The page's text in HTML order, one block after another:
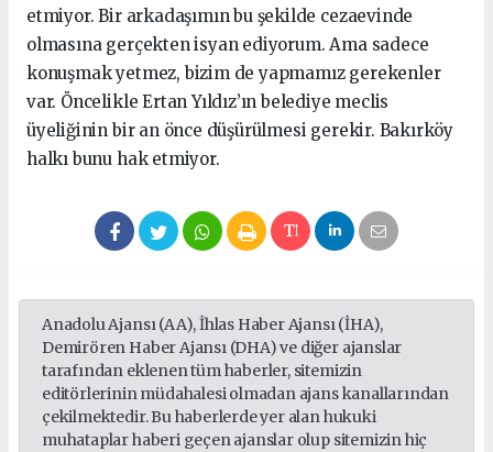
etmiyor. Bir arkadaşımın bu şekilde cezaevinde
olmasına gerçekten isyan ediyorum. Ama sadece
konuşmak yetmez, bizim de yapmamız gerekenler
var. Öncelikle Ertan Yıldız’ın belediye meclis
üyeliğinin bir an önce düşürülmesi gerekir. Bakırköy
halkı bunu hak etmiyor.
Anadolu Ajansı (AA), İhlas Haber Ajansı (İHA),
Demirören Haber Ajansı (DHA) ve diğer ajanslar
tarafından eklenen tüm haberler, sitemizin
editörlerinin müdahalesi olmadan ajans kanallarından
çekilmektedir. Bu haberlerde yer alan hukuki
muhataplar haberi geçen ajanslar olup sitemizin hiç